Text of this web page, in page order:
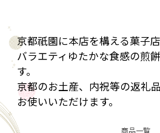
京都祇園に本店を構える菓子店
バラエティゆたかな食感の煎
す。
京都のお土産、内祝等の返礼
お使いいただけます。
商品一覧